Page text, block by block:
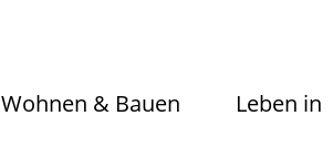
Wohnen & Bauen Leben in